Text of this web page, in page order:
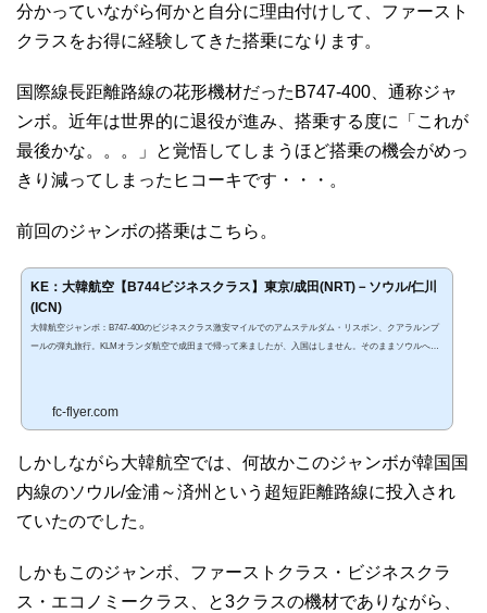
分かっていながら何かと自分に理由付けして、ファースト
クラスをお得に経験してきた搭乗になります。
国際線長距離路線の花形機材だったB747-400、通称ジャ
ンボ。近年は世界的に退役が進み、搭乗する度に「これが
最後かな。。。」と覚悟してしまうほど搭乗の機会がめっ
きり減ってしまったヒコーキです・・・。
前回のジャンボの搭乗はこちら。
KE：大韓航空【B744ビジネスクラス】東京/成田(NRT)－ソウル/仁川
(ICN)
大韓航空ジャンボ：B747-400のビジネスクラス激安マイルでのアムステルダム・リスボン、クアラルンプ
ールの弾丸旅行。KLMオランダ航空で成田まで帰って来ましたが、入国はしません。そのままソウルへと
は、やや変な目で見られてしま...
fc-flyer.com
しかしながら大韓航空では、何故かこのジャンボが韓国国
内線のソウル/金浦～済州という超短距離路線に投入され
ていたのでした。
しかもこのジャンボ、ファーストクラス・ビジネスクラ
ス・エコノミークラス、と3クラスの機材でありながら、